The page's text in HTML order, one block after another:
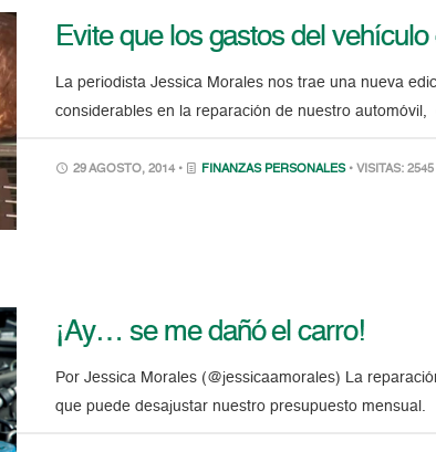
Evite que los gastos del
La periodista Jessica Morales nos trae una nueva
considerables en la reparación de nuestro
29 AGOSTO, 2014 • FINANZAS PERSONALES • VISITAS: 2545
¡Ay… se me dañó el carro!
Por Jessica Morales (@jessicaamorales) La
que puede desajustar nuestro presupuesto